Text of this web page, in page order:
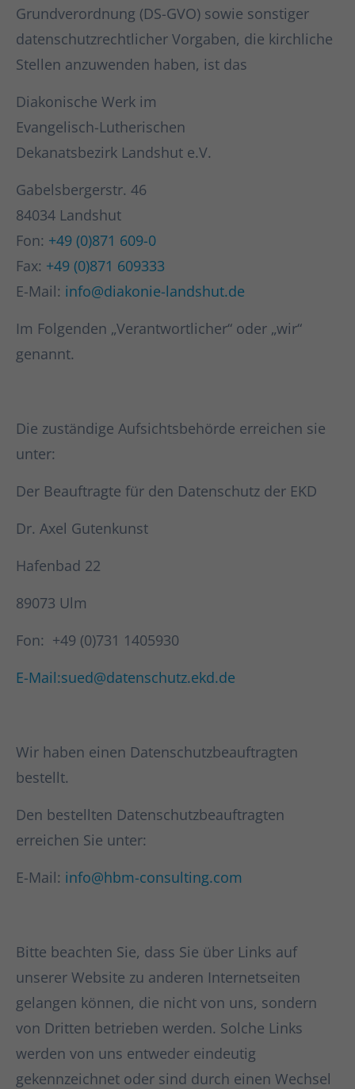
Grundverordnung (DS-GVO) sowie sonstiger
datenschutzrechtlicher Vorgaben, die kirchliche
Stellen anzuwenden haben, ist das
Diakonische Werk im
Evangelisch-Lutherischen
Dekanatsbezirk Landshut e.V.
Gabelsbergerstr. 46
84034 Landshut
Fon: +49 (0)871 609-0
Fax: +49 (0)871 609333
E-Mail: info@diakonie-landshut.de
Im Folgenden „Verantwortlicher“ oder „wir“
genannt.
Die zuständige Aufsichtsbehörde erreichen sie
unter:
Der Beauftragte für den Datenschutz der EKD
Dr. Axel Gutenkunst
Hafenbad 22
89073 Ulm
Fon: +49 (0)731 1405930
E-Mail:sued@datenschutz.ekd.de
Wir haben einen Datenschutzbeauftragten
bestellt.
Den bestellten Datenschutzbeauftragten
erreichen Sie unter:
E-Mail: info@hbm-consulting.com
Bitte beachten Sie, dass Sie über Links auf
unserer Website zu anderen Internetseiten
gelangen können, die nicht von uns, sondern
von Dritten betrieben werden. Solche Links
werden von uns entweder eindeutig
gekennzeichnet oder sind durch einen Wechsel